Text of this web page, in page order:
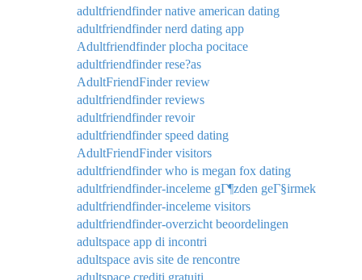
adultfriendfinder native american dating
adultfriendfinder nerd dating app
Adultfriendfinder plocha pocitace
adultfriendfinder rese?as
AdultFriendFinder review
adultfriendfinder reviews
adultfriendfinder revoir
adultfriendfinder speed dating
AdultFriendFinder visitors
adultfriendfinder who is megan fox dating
adultfriendfinder-inceleme gГ¶zden geГ§irmek
adultfriendfinder-inceleme visitors
adultfriendfinder-overzicht beoordelingen
adultspace app di incontri
adultspace avis site de rencontre